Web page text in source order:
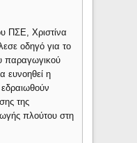
ΠΣΕ, Χριστίνα
οδηγό για το
παραγωγικού
ευνοηθεί η
της
πλούτου στη